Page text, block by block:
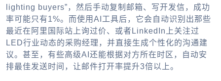
lighting buyers”，然后手动复制邮箱、写开发信，成功
率可能只有1%。而使用AI工具后，它会自动识别出那些
最近在阿里国际站上询过价、或者LinkedIn上关注过
LED行业动态的采购经理，并直接生成个性化的沟通建
议。甚至，有些高级AI还能根据对方所在时区，自动安
排最佳发送时间，让邮件打开率提升3倍以上。